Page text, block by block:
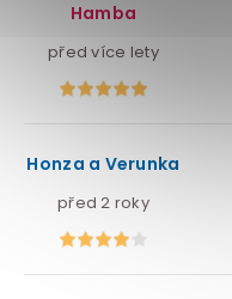
Hamba
před více lety
Honza a Verunka
před 2 roky